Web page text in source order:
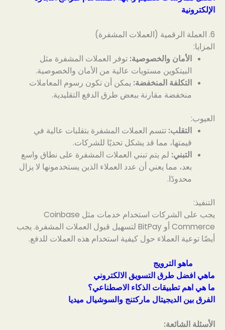
الإلكترونية
6. العملة الرقمية (العملات المشفرة)
المزايا:
الأمان والخصوصية: توفر العملات المشفرة مثل
البيتكوين مستويات عالية من الأمان والخصوصية.
التكلفة المنخفضة: يمكن أن تكون رسوم المعاملات
منخفضة مقارنة ببعض طرق الدفع التقليدية.
العيوب:
التقلب: تتسم العملات المشفرة بتقلبات عالية في
قيمتها، مما قد يشكل تحديًا للشركات.
التبني: لم يتم تبني العملات المشفرة على نطاق واسع
بعد، مما يعني أن عدد العملاء الذين يستخدمونها لا يزال
محدودًا.
التنفيذ:
يجب على الشركات استخدام خدمات مثل Coinbase
Commerce أو BitPay لتسهيل قبول العملات المشفرة. يجب
أيضًا توعية العملاء حول كيفية استخدام هذه العملات للدفع.
ماهو الترويج
ماهي افضل طرق التسويق الالكتروني
ما هي اهم تطبيقات الذكاء الاصطناعي؟
الفرق بين الديجيتال ماركتنج والسوشيال ميديا
الأسئلة الشائعة: